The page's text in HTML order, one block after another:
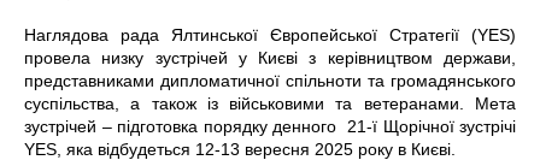
Наглядова рада Ялтинської Європейської Стратегії (YES)
провела низку зустрічей у Києві з керівництвом держави,
представниками дипломатичної спільноти та громадянського
суспільства, а також із військовими та ветеранами. Мета
зустрічей – підготовка порядку денного 21-ї Щорічної зустрічі
YES, яка відбудеться 12-13 вересня 2025 року в Києві.